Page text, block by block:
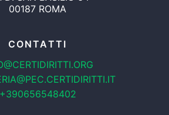
00187 ROMA
CONTATTI
+390656548402